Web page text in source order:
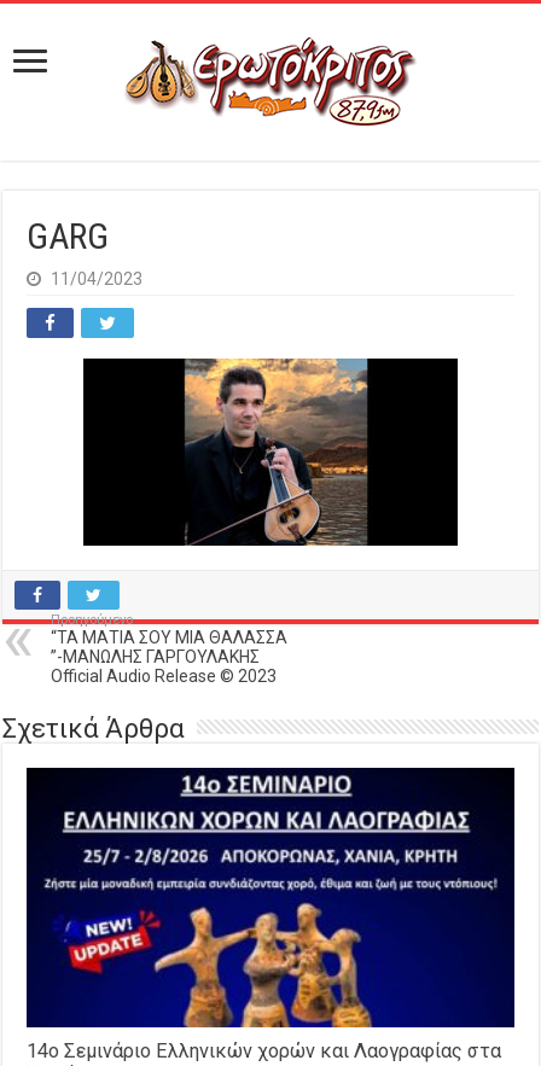
GARG
11/04/2023
Προηγούμενο
“ΤΑ ΜΑΤΙΑ ΣΟΥ ΜΙΑ ΘΑΛΑΣΣΑ
”-ΜΑΝΩΛΗΣ ΓΑΡΓΟΥΛΑΚΗΣ
Official Audio Release © 2023
Σχετικά Άρθρα
14o Σεμινάριο Ελληνικών χορών και Λαογραφίας στα